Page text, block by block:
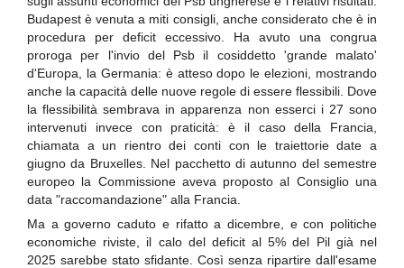
Budapest è venuta a miti consigli, anche considerato che è in
procedura per deficit eccessivo. Ha avuto una congrua
proroga per l'invio del Psb il cosiddetto 'grande malato'
d'Europa, la Germania: è atteso dopo le elezioni, mostrando
anche la capacità delle nuove regole di essere flessibili. Dove
la flessibilità sembrava in apparenza non esserci i 27 sono
intervenuti invece con praticità: è il caso della Francia,
chiamata a un rientro dei conti con le traiettorie date a
giugno da Bruxelles. Nel pacchetto di autunno del semestre
europeo la Commissione aveva proposto al Consiglio una
data "raccomandazione" alla Francia.
Ma a governo caduto e rifatto a dicembre, e con politiche
economiche riviste, il calo del deficit al 5% del Pil già nel
2025 sarebbe stato sfidante. Così senza ripartire dall'esame